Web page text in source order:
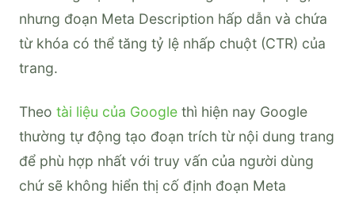
nhưng đoạn Meta Description hấp dẫn và chứa
từ khóa có thể tăng tỷ lệ nhấp chuột (CTR) của
trang.
Theo tài liệu của Google thì hiện nay Google
thường tự động tạo đoạn trích từ nội dung trang
để phù hợp nhất với truy vấn của người dùng
chứ sẽ không hiển thị cố định đoạn Meta